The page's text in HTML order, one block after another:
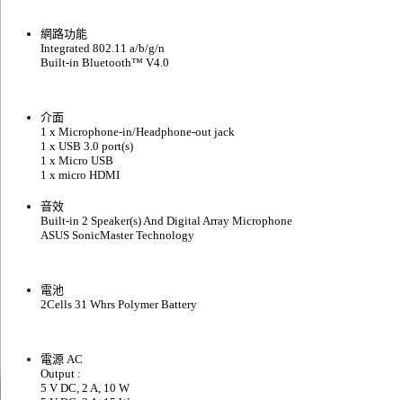
網路功能
Integrated 802.11 a/b/g/n
Built-in Bluetooth™ V4.0
介面
1 x Microphone-in/Headphone-out jack
1 x USB 3.0 port(s)
1 x Micro USB
1 x micro HDMI
音效
Built-in 2 Speaker(s) And Digital Array Microphone
ASUS SonicMaster Technology
電池
2Cells 31 Whrs Polymer Battery
電源 AC
Output :
5 V DC, 2 A, 10 W